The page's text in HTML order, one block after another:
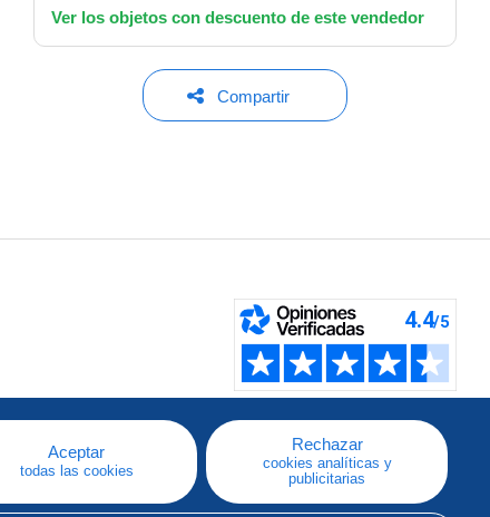
Ver los objetos con descuento de este vendedor
Compartir
Aceptar
todas las cookies
Rechazar
cookies analíticas y
publicitarias